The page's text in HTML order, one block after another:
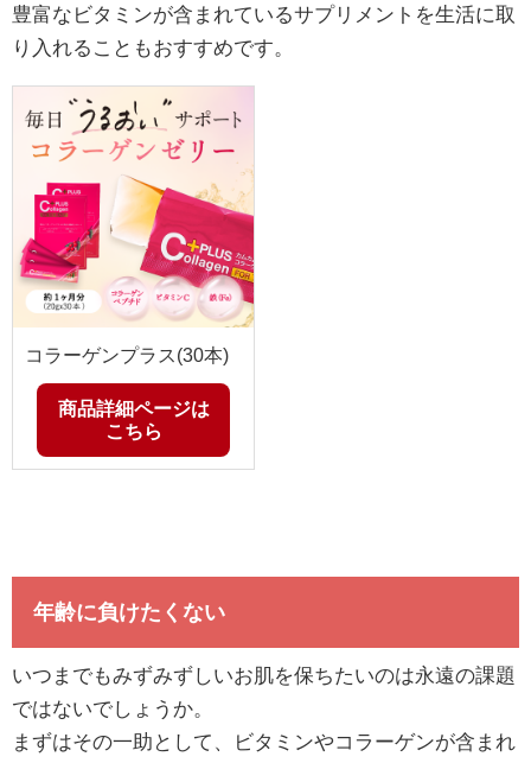
豊富なビタミンが含まれているサプリメントを生活に取
り入れることもおすすめです。
コラーゲンプラス(30本)
商品詳細ページは
こちら
年齢に負けたくない
いつまでもみずみずしいお肌を保ちたいのは永遠の課題
ではないでしょうか。
まずはその一助として、ビタミンやコラーゲンが含まれ